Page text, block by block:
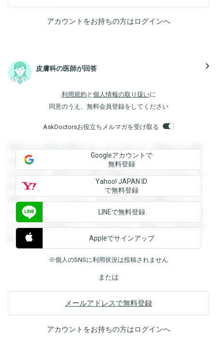
アカウントをお持ちの方はログインへ
皮膚科の医師が回答 navigate_next
利用規約 と 個人情報の取り扱いに
同意のうえ、無料会員登録をしてください
AskDoctorsお役立ちメルマガを受け取る
登録すると回答を閲覧することができます。登録すると回答
を閲覧することができます。登録すると回答を閲覧すること
ができます。登録すると回答を閲覧することができます。登
録すると回答を閲覧することができます。登録すると回答を
閲覧することができます。登録すると回答を閲覧することが
できます。登録すると回答を閲覧することができます。登録
すると回答を閲覧することができます。登録すると回答を閲
覧することができます。
Googleアカウントで
無料登録
Yahoo! JAPAN ID
で無料登録
LINEで無料登録
Appleでサインアップ
※個人のSNSに利用状況は投稿されません
または
メールアドレスで無料登録
アカウントをお持ちの方はログインへ